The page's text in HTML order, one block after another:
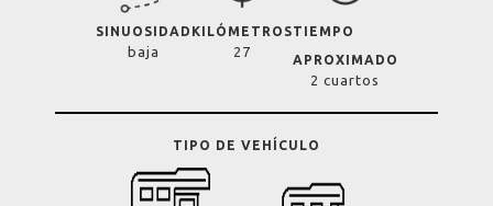
SINUOSIDAD
baja
KILÓMETROS
27
TIEMPO
APROXIMADO
2 cuartos
TIPO DE VEHÍCULO